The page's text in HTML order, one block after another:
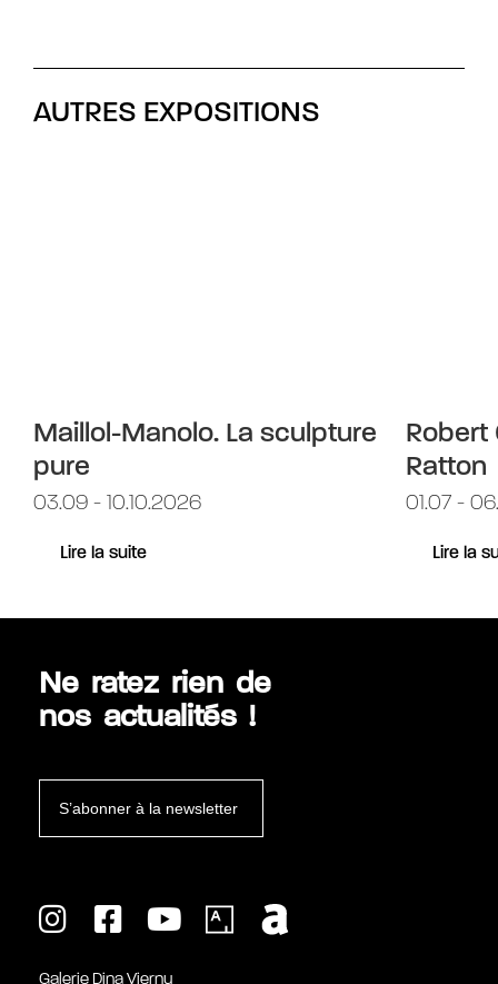
AUTRES EXPOSITIONS
Maillol-Manolo. La sculpture
pure
03.09 - 10.10.2026
Lire la suite
Robert
Ratton
01.07 -
Lire la
Ne ratez rien de
nos actualités !
S’abonner à la newsletter
Galerie Dina Vierny